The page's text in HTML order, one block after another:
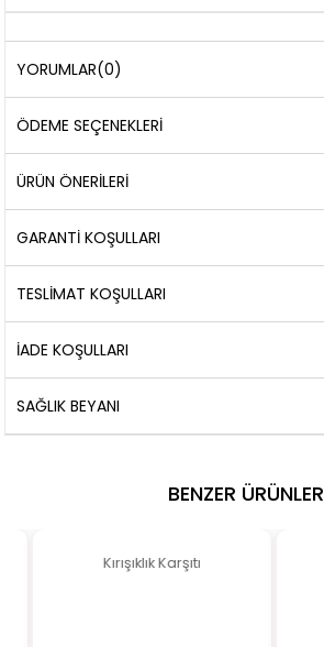
YORUMLAR(0)
ÖDEME SEÇENEKLERI
ÜRÜN ÖNERILERI
GARANTİ KOŞULLARI
TESLİMAT KOŞULLARI
İADE KOŞULLARI
SAĞLIK BEYANI
BENZER ÜRÜNLER
Kırışıklık Karşıtı